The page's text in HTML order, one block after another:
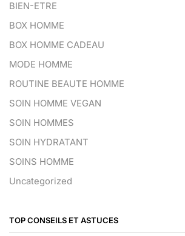
BIEN-ETRE
BOX HOMME
BOX HOMME CADEAU
MODE HOMME
ROUTINE BEAUTE HOMME
SOIN HOMME VEGAN
SOIN HOMMES
SOIN HYDRATANT
SOINS HOMME
Uncategorized
TOP CONSEILS ET ASTUCES